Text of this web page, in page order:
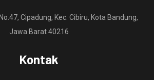
Cipadung, Kec. Cibiru, Kota Bandung,
Jawa Barat 40216
Kontak